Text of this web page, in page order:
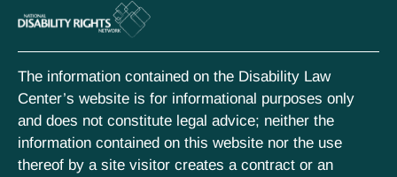
The information contained on the Disability Law
Center’s website is for informational purposes only
and does not constitute legal advice; neither the
information contained on this website nor the use
thereof by a site visitor creates a contract or an